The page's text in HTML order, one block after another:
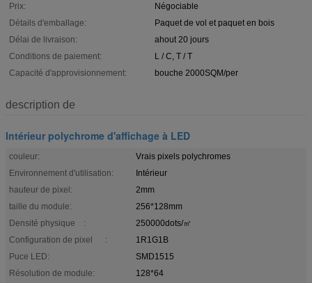
Prix:
Négociable
Détails d'emballage:
Paquet de vol et paquet en bois
Délai de livraison:
ahout 20 jours
Conditions de paiement:
L / C, T / T
Capacité d'approvisionnement:
bouche 2000SQM/per
description de
Intérieur polychrome d'affichage à LED
couleur:
Vrais pixels polychromes
Environnement d'utilisation:
Intérieur
hauteur de pixel:
2mm
taille du module:
256*128mm
Densité physique :
250000dots/㎡
Configuration de pixel :
1R1G1B
Puce LED:
SMD1515
Résolution de module:
128*64